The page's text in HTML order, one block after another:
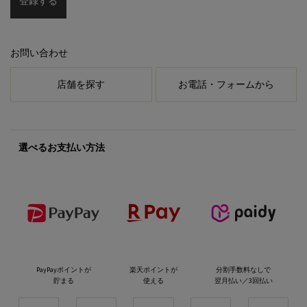
お問い合わせ
店舗を探す お電話・フォームから
選べるお支払い方法
PayPayポイントが
貯まる
楽天ポイントが
使える
分割手数料なしで
翌月払い／3回払い